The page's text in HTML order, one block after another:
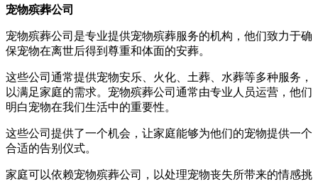
宠物殡葬公司
宠物殡葬公司是专业提供宠物殡葬服务的机构，他们致力于确
保宠物在离世后得到尊重和体面的安葬。
这些公司通常提供宠物安乐、火化、土葬、水葬等多种服务，
以满足家庭的需求。宠物殡葬公司通常由专业人员运营，他们
明白宠物在我们生活中的重要性。
这些公司提供了一个机会，让家庭能够为他们的宠物提供一个
合适的告别仪式。
家庭可以依赖宠物殡葬公司，以处理宠物丧失所带来的情感挑